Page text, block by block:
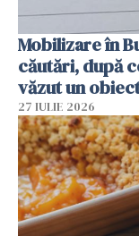
Mobilizare în
căutări, după
văzut un
27 IULIE 2026